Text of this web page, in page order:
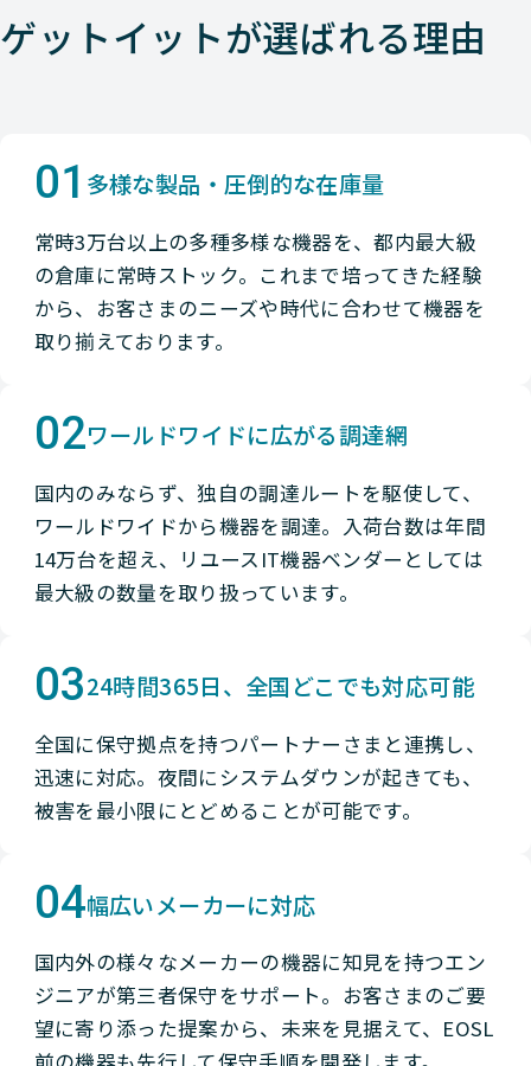
ゲットイットが選ばれる理由
01 多様な製品・圧倒的な在庫量
常時3万台以上の多種多様な機器を、都内最大級
の倉庫に常時ストック。これまで培ってきた経験
から、お客さまのニーズや時代に合わせて機器を
取り揃えております。
02ワールドワイドに広がる調達網
国内のみならず、独自の調達ルートを駆使して、
ワールドワイドから機器を調達。入荷台数は年間
14万台を超え、リユースIT機器ベンダーとしては
最大級の数量を取り扱っています。
0324時間365日、全国どこでも対応可能
全国に保守拠点を持つパートナーさまと連携し、
迅速に対応。夜間にシステムダウンが起きても、
被害を最小限にとどめることが可能です。
04幅広いメーカーに対応
国内外の様々なメーカーの機器に知見を持つエン
ジニアが第三者保守をサポート。お客さまのご要
望に寄り添った提案から、未来を見据えて、EOSL